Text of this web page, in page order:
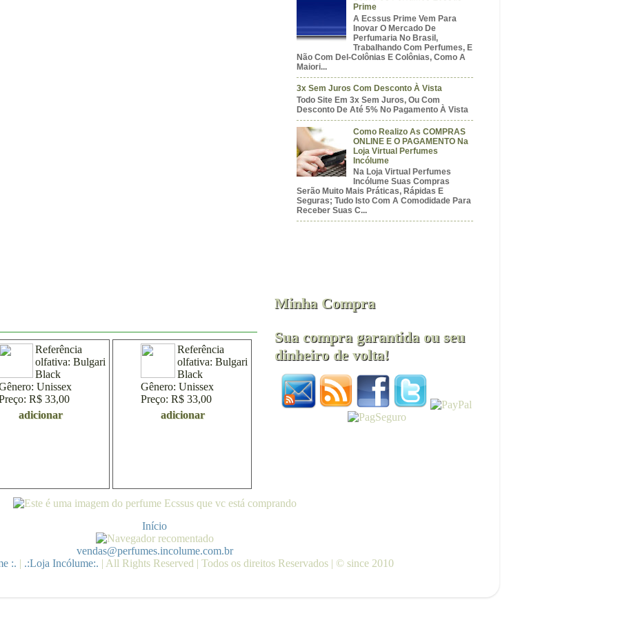
Prime
A Ecssus Prime Vem Para
Inovar O Mercado De
Perfumaria No Brasil,
Trabalhando Com Perfumes, E
Não Com Del-Colônias E Colônias, Como A
Maiori...
3x Sem Juros Com Desconto À Vista
Todo Site Em 3x Sem Juros, Ou Com
Desconto De Até 5% No Pagamento À Vista
Como Realizo As COMPRAS
ONLINE E O PAGAMENTO Na
Loja Virtual Perfumes
Incólume
Na Loja Virtual Perfumes
Incólume Suas Compras
Serão Muito Mais Práticas, Rápidas E
Seguras; Tudo Isto Com A Comodidade Para
Receber Suas C...
Referência
olfativa: Bulgari
Black
Unissex
R$ 33,00
adicionar
Referência
olfativa: Bulgari
Black
Gênero: Unissex
Preço: R$ 33,00
adicionar
Minha Compra
Sua compra garantida ou seu
dinheiro de volta!
Início
vendas@perfumes.incolume.com.br
:. | .:Loja Incólume:. | All Rights Reserved | Todos os direitos Reservados | © since 2010